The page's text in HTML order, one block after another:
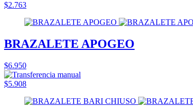
$2.763
BRAZALETE APOGEO
$6.950
$5.908